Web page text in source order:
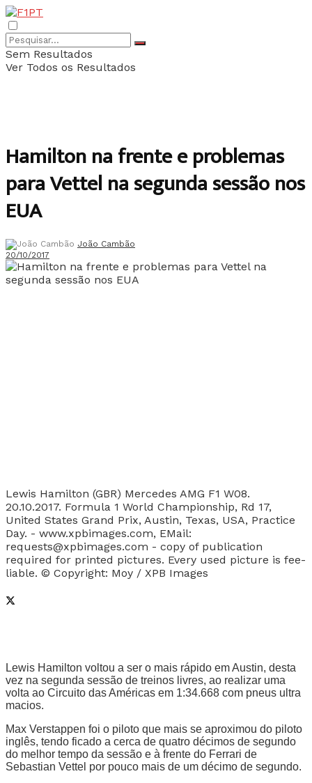
Sem Resultados
Ver Todos os Resultados
Hamilton na frente e problemas
para Vettel na segunda sessão nos
EUA
João Cambão
20/10/2017
Lewis Hamilton (GBR) Mercedes AMG F1 W08.
20.10.2017. Formula 1 World Championship, Rd 17,
United States Grand Prix, Austin, Texas, USA, Practice
Day. - www.xpbimages.com, EMail:
requests@xpbimages.com - copy of publication
required for printed pictures. Every used picture is fee-
liable. © Copyright: Moy / XPB Images
Lewis Hamilton voltou a ser o mais rápido em Austin, desta
vez na segunda sessão de treinos livres, ao realizar uma
volta ao Circuito das Américas em 1:34.668 com pneus ultra
macios.
Max Verstappen foi o piloto que mais se aproximou do piloto
inglês, tendo ficado a cerca de quatro décimos de segundo
do melhor tempo da sessão e à frente do Ferrari de
Sebastian Vettel por pouco mais de um décimo de segundo.